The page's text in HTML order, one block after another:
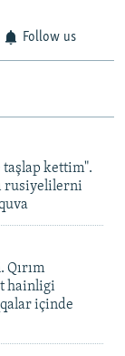
Follow us
taşlap kettim".
rusiyelilerni
Qırım
hainligi
içinde